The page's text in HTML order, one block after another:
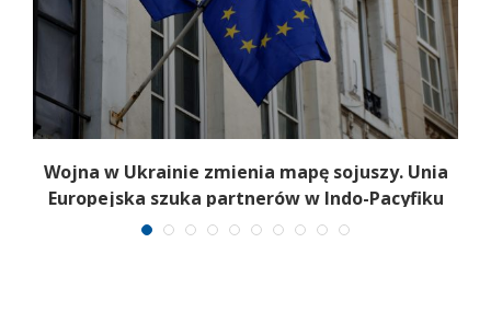
Wojna w Ukrainie zmienia mapę sojuszy. Unia
Europejska szuka partnerów w Indo-Pacyfiku